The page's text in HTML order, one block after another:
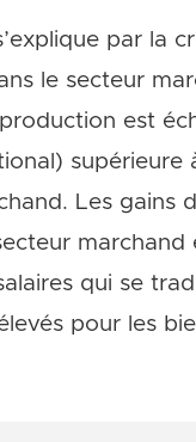
par la
le secteur
est
supérieure
Les gains
marchand
qui se
pour les